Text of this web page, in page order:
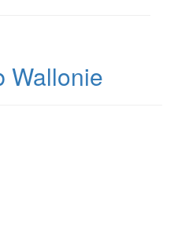
Wallonie